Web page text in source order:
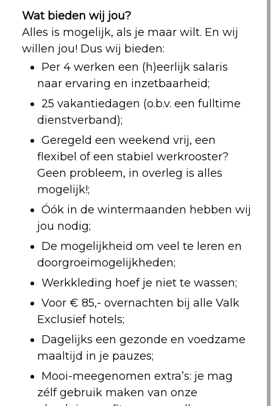
Wat bieden wij jou?
Alles is mogelijk, als je maar wilt. En wij
willen jou! Dus wij bieden:
Per 4 werken een (h)eerlijk salaris
naar ervaring en inzetbaarheid;
25 vakantiedagen (o.b.v. een fulltime
dienstverband);
Geregeld een weekend vrij, een
flexibel of een stabiel werkrooster?
Geen probleem, in overleg is alles
mogelijk!;
Óók in de wintermaanden hebben wij
jou nodig;
De mogelijkheid om veel te leren en
doorgroeimogelijkheden;
Werkkleding hoef je niet te wassen;
Voor € 85,- overnachten bij alle Valk
Exclusief hotels;
Dagelijks een gezonde en voedzame
maaltijd in je pauzes;
Mooi-meegenomen extra’s: je mag
zélf gebruik maken van onze